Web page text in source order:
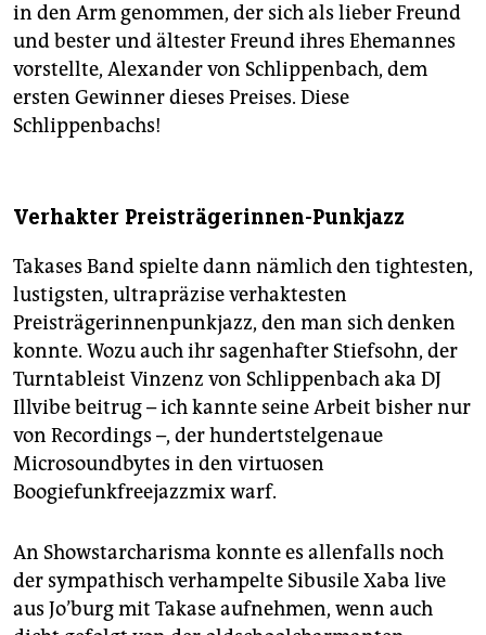
in den Arm genommen, der sich als lieber Freund
und bester und ältester Freund ihres Ehemannes
vorstellte, Alexander von Schlippenbach, dem
ersten Gewinner dieses Preises. Diese
Schlippenbachs!
Verhakter Preisträgerinnen-Punkjazz
Takases Band spielte dann nämlich den tightesten,
lustigsten, ultrapräzise verhaktesten
Preisträgerinnenpunkjazz, den man sich denken
konnte. Wozu auch ihr sagenhafter Stiefsohn, der
Turntableist Vinzenz von Schlippenbach aka DJ
Illvibe beitrug – ich kannte seine Arbeit bisher nur
von Recordings –, der hundertstelgenaue
Microsoundbytes in den virtuosen
Boogiefunkfreejazzmix warf.
An Showstarcharisma konnte es allenfalls noch
der sympathisch verhampelte Sibusile Xaba live
aus Jo’burg mit Takase aufnehmen, wenn auch